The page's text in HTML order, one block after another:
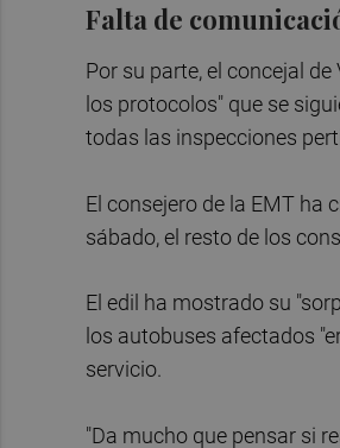
Falta de
Por su parte, el concejal
los protocolos" que se
todas las inspecciones
El consejero de la EMT ha
sábado, el resto de los
El edil ha mostrado su
los autobuses afectados
servicio.
"Da mucho que pensar si